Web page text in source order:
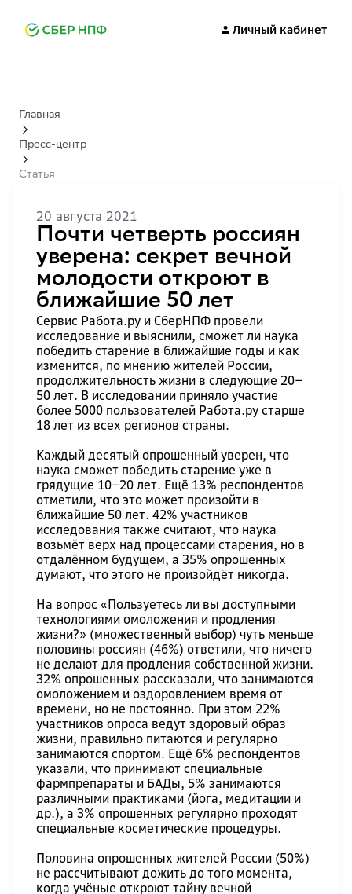
Личный кабинет
Главная
Пресс-центр
Статья
20 августа 2021
Почти четверть россиян
уверена: секрет вечной
молодости откроют в
ближайшие 50 лет
Сервис Работа.ру и СберНПФ провели
исследование и выяснили, сможет ли наука
победить старение в ближайшие годы и как
изменится, по мнению жителей России,
продолжительность жизни в следующие 20‒
50 лет. В исследовании приняло участие
более 5000 пользователей Работа.ру старше
18 лет из всех регионов страны.
Каждый десятый опрошенный уверен, что
наука сможет победить старение уже в
грядущие 10‒20 лет. Ещё 13% респондентов
отметили, что это может произойти в
ближайшие 50 лет. 42% участников
исследования также считают, что наука
возьмёт верх над процессами старения, но в
отдалённом будущем, а 35% опрошенных
думают, что этого не произойдёт никогда.
На вопрос «Пользуетесь ли вы доступными
технологиями омоложения и продления
жизни?» (множественный выбор) чуть меньше
половины россиян (46%) ответили, что ничего
не делают для продления собственной жизни.
32% опрошенных рассказали, что занимаются
омоложением и оздоровлением время от
времени, но не постоянно. При этом 22%
участников опроса ведут здоровый образ
жизни, правильно питаются и регулярно
занимаются спортом. Ещё 6% респондентов
указали, что принимают специальные
фармпрепараты и БАДы, 5% занимаются
различными практиками (йога, медитации и
др.), а 3% опрошенных регулярно проходят
специальные косметические процедуры.
Половина опрошенных жителей России (50%)
не рассчитывают дожить до того момента,
когда учёные откроют тайну вечной